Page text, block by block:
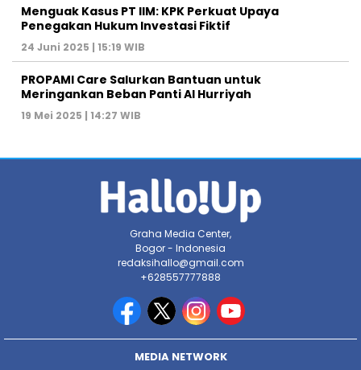
Menguak Kasus PT IIM: KPK Perkuat Upaya
Penegakan Hukum Investasi Fiktif
24 Juni 2025 | 15:19 WIB
PROPAMI Care Salurkan Bantuan untuk
Meringankan Beban Panti Al Hurriyah
19 Mei 2025 | 14:27 WIB
Graha Media Center,
Bogor - Indonesia
redaksihallo@gmail.com
+628557777888
MEDIA NETWORK